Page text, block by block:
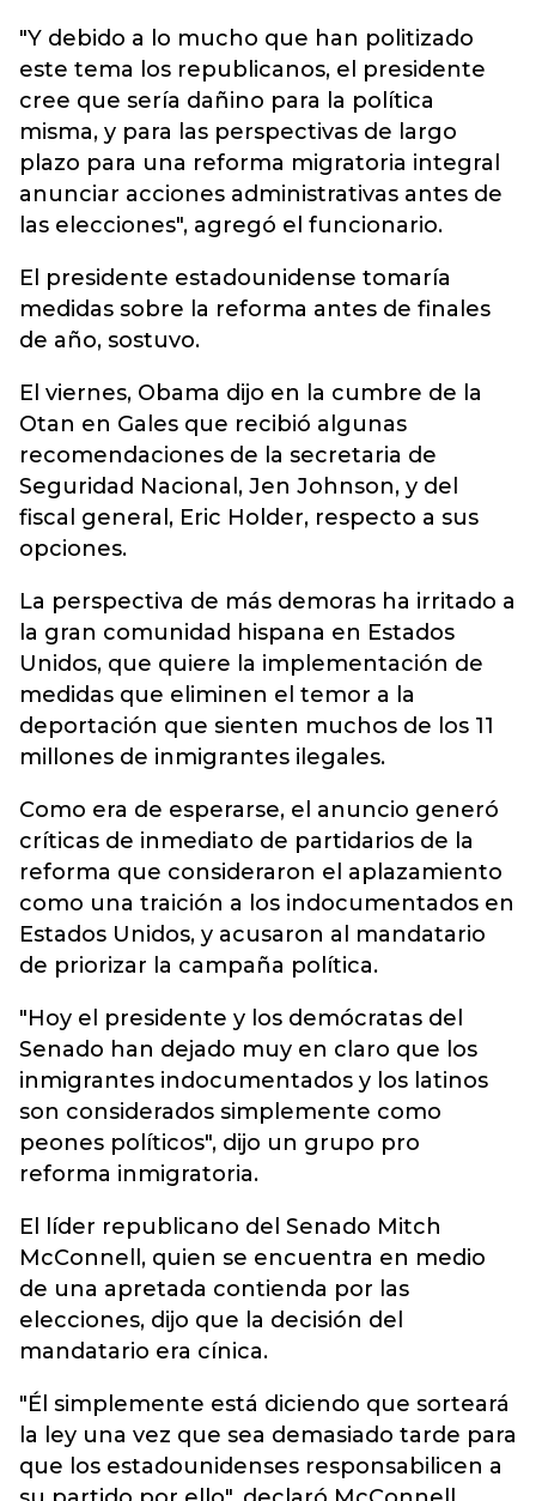
"Y debido a lo mucho que han politizado
este tema los republicanos, el presidente
cree que sería dañino para la política
misma, y para las perspectivas de largo
plazo para una reforma migratoria integral
anunciar acciones administrativas antes de
las elecciones", agregó el funcionario.
El presidente estadounidense tomaría
medidas sobre la reforma antes de finales
de año, sostuvo.
El viernes, Obama dijo en la cumbre de la
Otan en Gales que recibió algunas
recomendaciones de la secretaria de
Seguridad Nacional, Jen Johnson, y del
fiscal general, Eric Holder, respecto a sus
opciones.
La perspectiva de más demoras ha irritado a
la gran comunidad hispana en Estados
Unidos, que quiere la implementación de
medidas que eliminen el temor a la
deportación que sienten muchos de los 11
millones de inmigrantes ilegales.
Como era de esperarse, el anuncio generó
críticas de inmediato de partidarios de la
reforma que consideraron el aplazamiento
como una traición a los indocumentados en
Estados Unidos, y acusaron al mandatario
de priorizar la campaña política.
"Hoy el presidente y los demócratas del
Senado han dejado muy en claro que los
inmigrantes indocumentados y los latinos
son considerados simplemente como
peones políticos", dijo un grupo pro
reforma inmigratoria.
El líder republicano del Senado Mitch
McConnell, quien se encuentra en medio
de una apretada contienda por las
elecciones, dijo que la decisión del
mandatario era cínica.
"Él simplemente está diciendo que sorteará
la ley una vez que sea demasiado tarde para
que los estadounidenses responsabilicen a